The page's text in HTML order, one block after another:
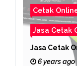
Cetak
Jasa Cetak
Jasa Cetak
6 years ago